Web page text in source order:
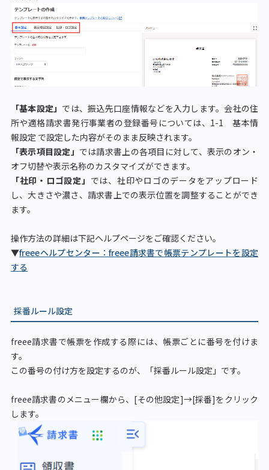
「基本設定」 では、振込先口座情報などを入力します。会社の住
所や適格請求書発行事業者の登録番号については、1-1 基本情
報設定 で設定した内容がそのまま反映されます。
「表示項目設定」 では請求書上の各項目に対して、表示のオン・
オフ切替や表示名称のカスタマイズができます。
「社印・ロゴ設定」 では、社印やロゴのデータをアップロード
し、大きさや濃さ、請求書上での表示位置を調整することができ
ます。
操作方法の詳細は下記ヘルプページをご確認ください。
▼freeeヘルプセンター：freee請求書で帳票テンプレートを設定
する
採番ルール設定
freee請求書で帳票を作成する際には、帳票ごとに番号を付けま
す。
この番号の付け方を設定するのが、「採番ルール設定」です。
freee請求書のメニュー欄から、[その他設定]→[採番]をクリック
します。